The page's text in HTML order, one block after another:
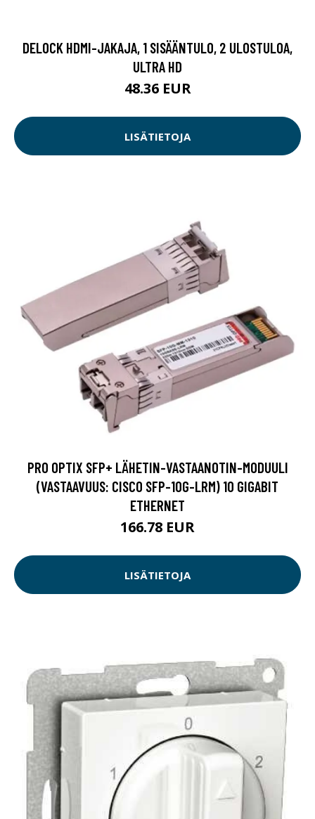
DELOCK HDMI-JAKAJA, 1 SISÄÄNTULO, 2 ULOSTULOA,
ULTRA HD
48.36 EUR
LISÄTIETOJA
PRO OPTIX SFP+ LÄHETIN-VASTAANOTIN-MODUULI
(VASTAAVUUS: CISCO SFP-10G-LRM) 10 GIGABIT
ETHERNET
166.78 EUR
LISÄTIETOJA